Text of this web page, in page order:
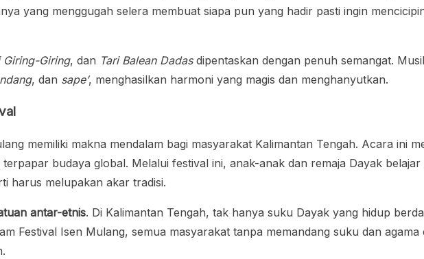
yang menggugah selera membuat siapa pun yang hadir pasti ingin
Giring-Giring, dan Tari Balean Dadasdipentaskan dengan penuh semangat.
, dan sape’, menghasilkan harmoni yang magis dan menghanyutkan.
memiliki makna mendalam bagi masyarakat Kalimantan Tengah. Acara ini
budaya global. Melalui festival ini, anak-anak dan remaja Dayak
harus melupakan akar tradisi.
antar-etnis. Di Kalimantan Tengah, tak hanya suku Dayak yang hidup
Festival Isen Mulang, semua masyarakat tanpa memandang suku dan agama